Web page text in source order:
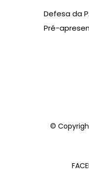
Defesa da
Pré-
©